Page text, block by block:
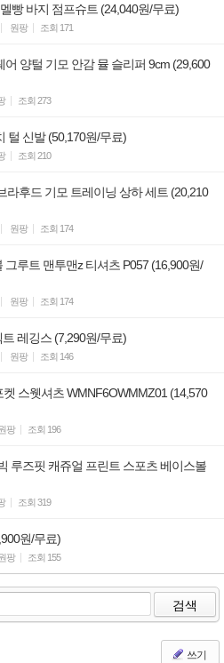
빵 바지 점프슈트 (24,040원/무료)
원팡 조회 171
양털 기모 안감 뮬 슬리퍼 9cm (29,600
조회 273
털 신발 (50,170원/무료)
조회 210
라후드 기모 트레이닝 상하 세트 (20,210
원팡 조회 174
루트 맨투맨z 티셔츠 P057 (16,900원/
원팡 조회 174
레깅스 (7,290원/무료)
원팡 조회 146
스웻셔츠 WMNF6OWMMZ01 (14,570
팡 조회 196
루즈핏 캐쥬얼 프린트 스포츠 베이스볼
조회 319
원/무료)
팡 조회 155
검색
쓰기